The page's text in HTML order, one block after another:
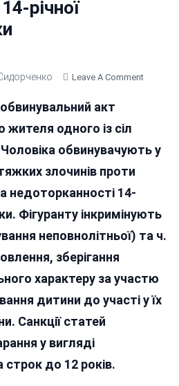
річної
Leave A CommentOn
14-
Річної
акт
жителя одного із сіл
Чоловіка обвинувачують у
злочинів проти
недоторканності 14-
Фігуранту інкримінують
неповнолітньої) та ч.
зберігання
характеру за участю
дитини до участі у їх
Санкції статей
у вигляді
строк до 12 років.